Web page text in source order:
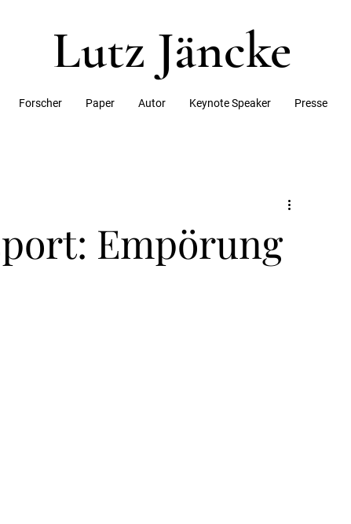
Lutz Jäncke
Forscher Paper Autor Keynote Speaker Presse
Empörung